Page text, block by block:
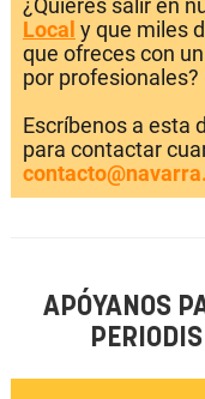
¿Quieres salir en
Local y que miles
que ofreces con
por profesionales?
Escríbenos a esta
para contactar
APÓYANOS